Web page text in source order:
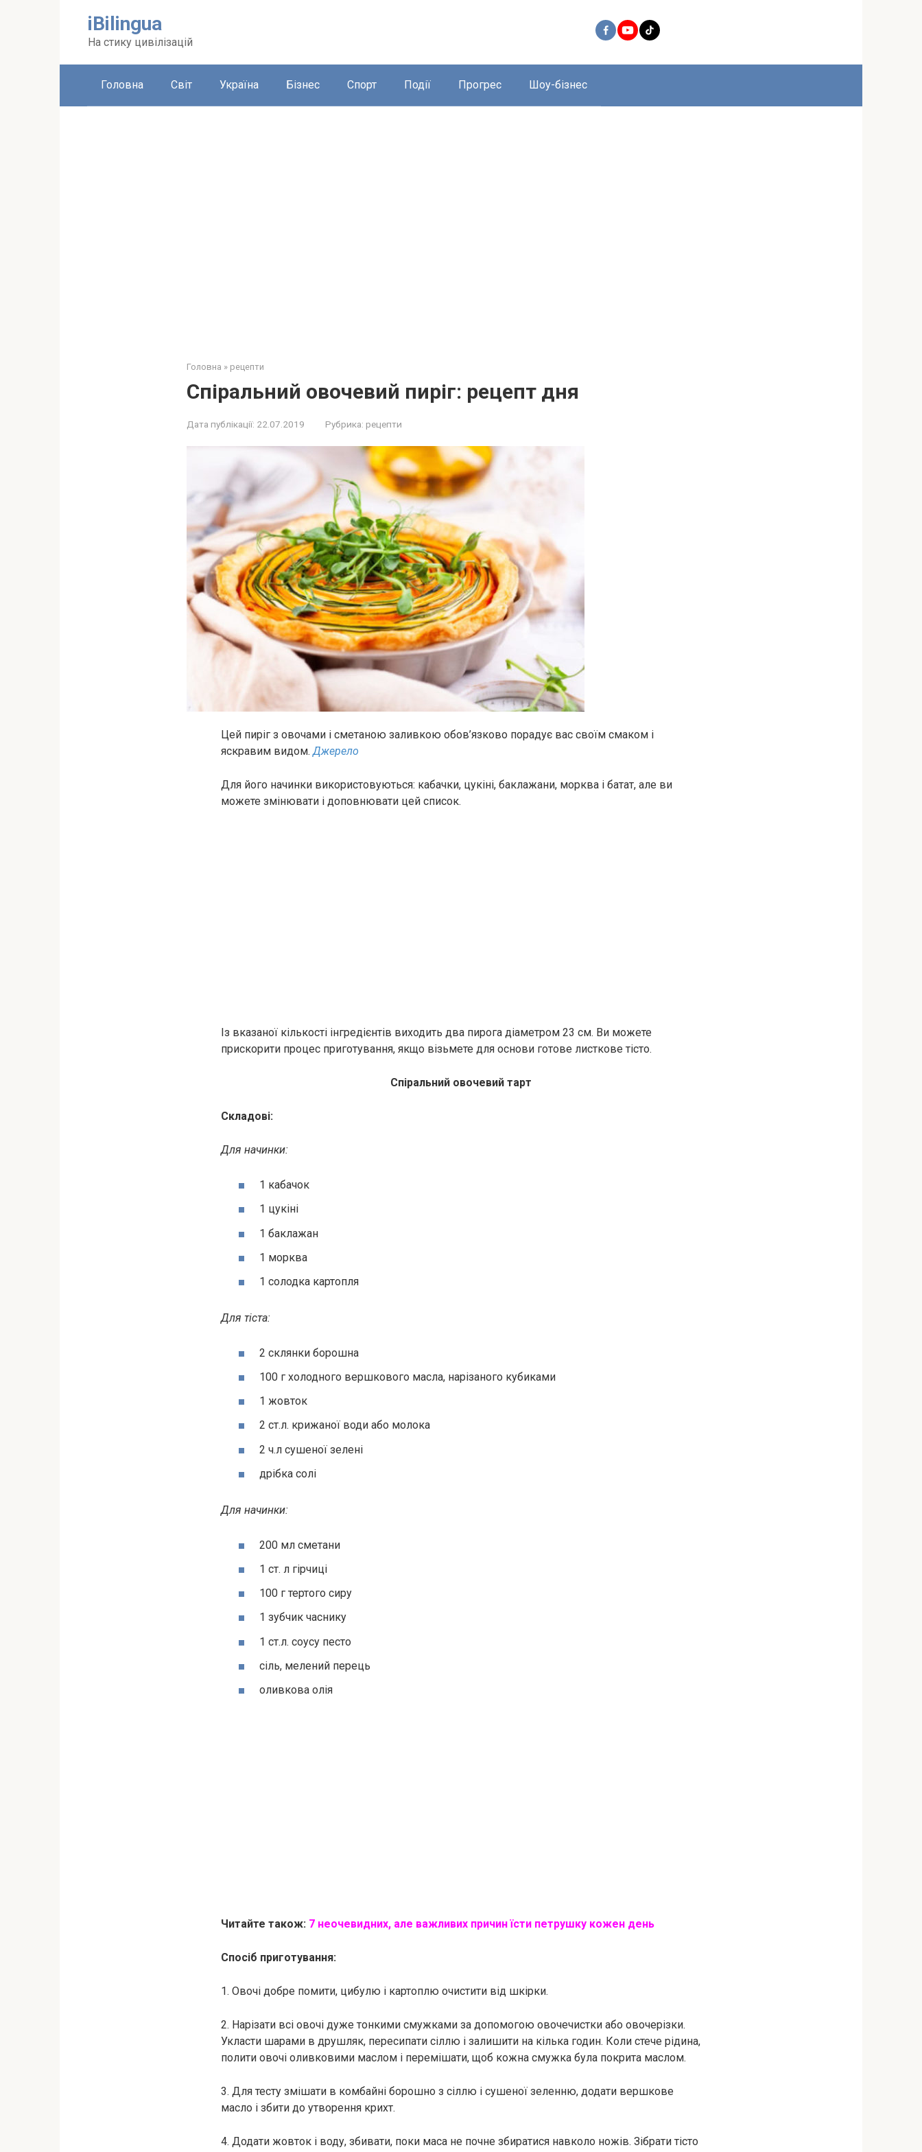
iBilingua
На стику цивілізацій
Головна Світ Україна Бізнес Спорт Події Прогрес Шоу-бізнес
Головна » рецепти
Спіральний овочевий пиріг: рецепт дня
Дата публікації: 22.07.2019 Рубрика: рецепти
Цей пиріг з овочами і сметаною заливкою обов’язково порадує вас своїм смаком і
яскравим видом.Джерело
Для його начинки використовуються: кабачки, цукіні, баклажани, морква і батат, але ви
можете змінювати і доповнювати цей список.
Із вказаної кількості інгредієнтів виходить два пирога діаметром 23 см. Ви можете
прискорити процес приготування, якщо візьмете для основи готове листкове тісто.
Спіральний овочевий тарт
Складові:
Для начинки:
1 кабачок
1 цукіні
1 баклажан
1 морква
1 солодка картопля
Для тіста:
2 склянки борошна
100 г холодного вершкового масла, нарізаного кубиками
1 жовток
2 ст.л. крижаної води або молока
2 ч.л сушеної зелені
дрібка солі
Для начинки:
200 мл сметани
1 ст. л гірчиці
100 г тертого сиру
1 зубчик часнику
1 ст.л. соусу песто
сіль, мелений перець
оливкова олія
Читайте також: 7 неочевидних, але важливих причин їсти петрушку кожен день
Спосіб приготування:
1. Овочі добре помити, цибулю і картоплю очистити від шкірки.
2. Нарізати всі овочі дуже тонкими смужками за допомогою овочечистки або овочерізки.
Укласти шарами в друшляк, пересипати сіллю і залишити на кілька годин. Коли стече рідина,
полити овочі оливковими маслом і перемішати, щоб кожна смужка була покрита маслом.
3. Для тесту змішати в комбайні борошно з сіллю і сушеної зеленню, додати вершкове
масло і збити до утворення крихт.
4. Додати жовток і воду, збивати, поки маса не почне збиратися навколо ножів. Зібрати тісто